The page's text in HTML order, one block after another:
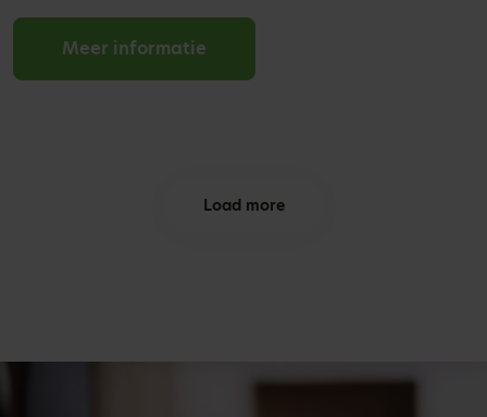
Meer informatie
Load more